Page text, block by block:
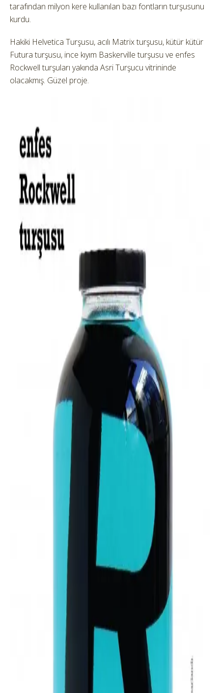
tarafından milyon kere kullanılan bazı fontların turşusunu
kurdu.
Hakiki Helvetica Turşusu, acılı Matrix turşusu, kütür kütür
Futura turşusu, ince kıyım Baskerville turşusu ve enfes
Rockwell turşuları yakında Asri Turşucu vitrininde
olacakmış. Güzel proje.